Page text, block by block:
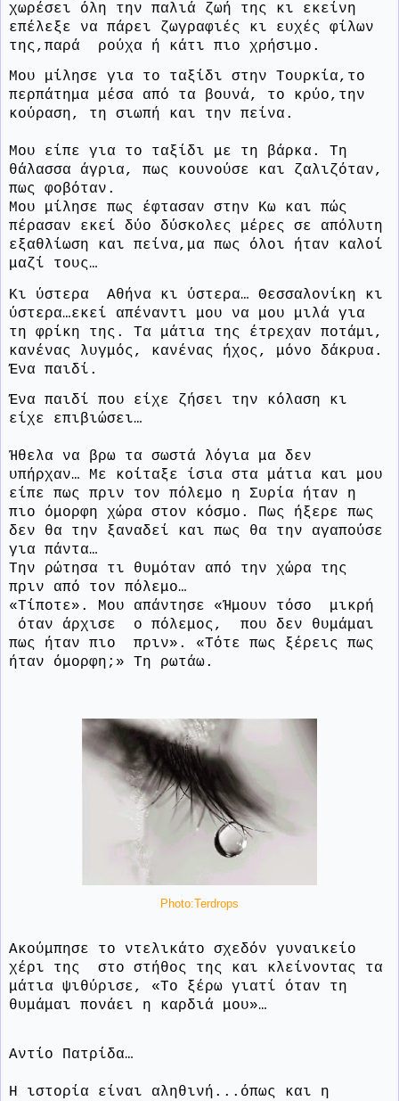
χωρέσει όλη την παλιά ζωή της κι εκείνη
επέλεξε να πάρει ζωγραφιές κι ευχές φίλων
της,παρά
ρούχα ή κάτι πιο χρήσιμο.
Μου μίλησε για το ταξίδι στην Τουρκία,το
περπάτημα μέσα από τα βουνά, το κρύο,την
κούραση, τη σιωπή και την πείνα.
Μου είπε για το ταξίδι με τη βάρκα. Τη
θάλασσα άγρια, πως κουνούσε και ζαλιζόταν,
πως φοβόταν.
Μου μίλησε πως έφτασαν στην Κω και πώς
πέρασαν εκεί δύο δύσκολες μέρες σε απόλυτη
εξαθλίωση και πείνα,μα πως όλοι ήταν καλοί
μαζί τους…
Κι ύστερα
Αθήνα κι ύστερα… Θεσσαλονίκη κι
ύστερα…εκεί απέναντι μου να μου μιλά για
τη φρίκη της. Τα μάτια της έτρεχαν ποτάμι,
κανένας λυγμός, κανένας ήχος, μόνο δάκρυα.
Ένα παιδί.
Ένα παιδί που είχε ζήσει την κόλαση κι
είχε επιβιώσει…
Ήθελα να βρω τα σωστά λόγια μα δεν
υπήρχαν… Με κοίταξε ίσια στα μάτια και μου
είπε πως πριν τον πόλεμο η Συρία ήταν η
πιο όμορφη χώρα στον κόσμο. Πως ήξερε πως
δεν θα την ξαναδεί και πως θα την αγαπούσε
για πάντα…
Την ρώτησα τι θυμόταν από την χώρα της
πριν από τον πόλεμο…
«Τίποτε». Μου απάντησε «Ήμουν τόσο
μικρή
όταν άρχισε
ο πόλεμος,
που δεν θυμάμαι
πως ήταν πιο
πριν». «Τότε πως ξέρεις πως
ήταν όμορφη;» Τη ρωτάω.
Photo:Terdrops
Ακούμπησε το ντελικάτο σχεδόν γυναικείο
χέρι της
στο στήθος της και κλείνοντας τα
μάτια ψιθύρισε, «Το ξέρω γιατί όταν τη
θυμάμαι πονάει η καρδιά μου»…
Αντίο Πατρίδα…
Η ιστορία είναι αληθινή...όπως και η